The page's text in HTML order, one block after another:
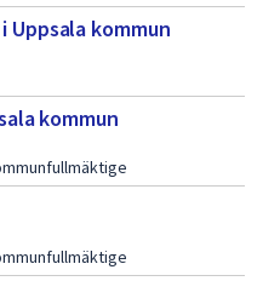
Uppsala kommun
kommun